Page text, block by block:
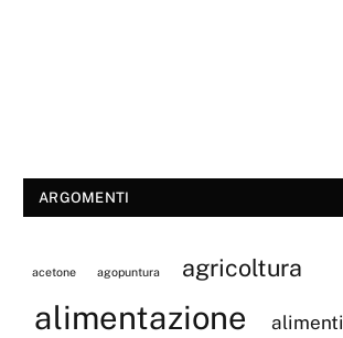
ARGOMENTI
acetone agopuntura agricoltura
alimentazione alimenti